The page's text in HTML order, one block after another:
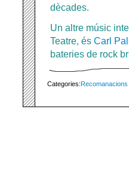
dècades.
Un altre músic
Teatre, és Carl
bateries de rock
Categories:Recomanacions